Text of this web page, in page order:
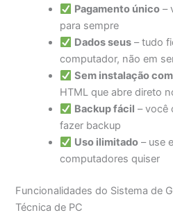
Pagamento único–
para sempre
Dados seus– tudo
computador, não em
Sem instalação
HTML que abre direto
Backup fácil – você
fazer backup
Uso ilimitado– use
computadores quiser
Funcionalidades do Sistema de
Técnica de PC